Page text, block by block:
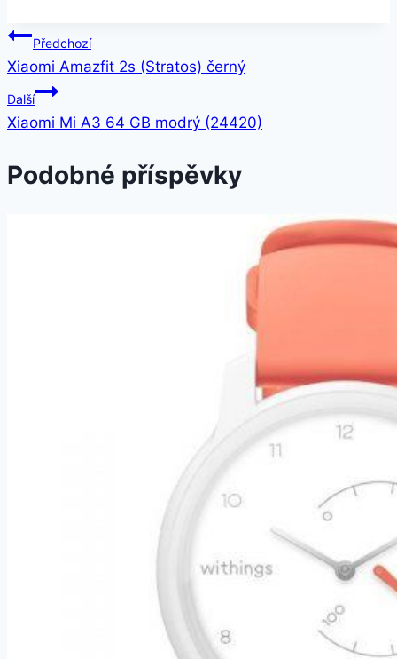
Navigace
pro
příspěvek
Předchozí
Xiaomi Amazfit 2s (Stratos) černý
Další
Xiaomi Mi A3 64 GB modrý (24420)
Podobné příspěvky